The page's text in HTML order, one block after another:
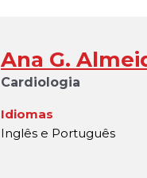
Ana G.
Cardiologia
Idiomas
Inglês e Português